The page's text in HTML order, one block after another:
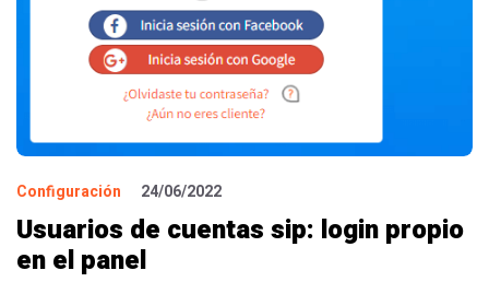
Configuración 24/06/2022
Usuarios de cuentas sip: login propio
en el panel